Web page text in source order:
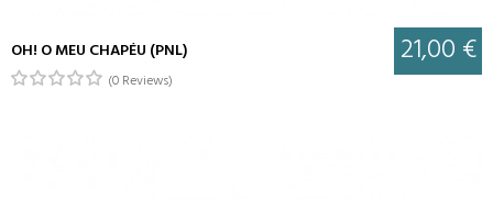
OH! O MEU CHAPÉU (PNL) 21,00 €
(0 Reviews)